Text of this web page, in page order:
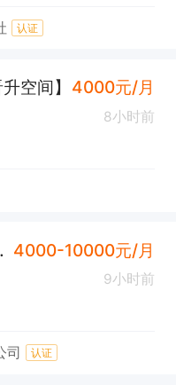
认证
空间】 4000元/月
8小时前
耽误 】 4000-10000元/月
9小时前
司 认证